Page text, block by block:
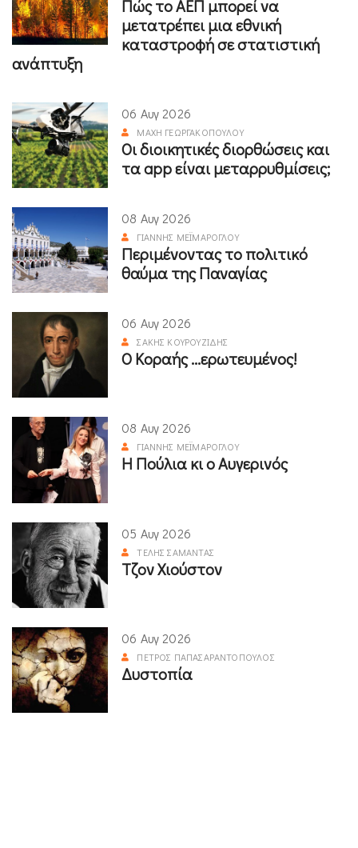
Πώς το ΑΕΠ μπορεί να
μετατρέπει μια εθνική
καταστροφή σε στατιστική
ανάπτυξη
06 Αυγ 2026
ΜΆΧΗ ΓΕΩΡΓΑΚΟΠΟΎΛΟΥ
Οι διοικητικές διορθώσεις και
τα app είναι μεταρρυθμίσεις;
08 Αυγ 2026
ΓΙΆΝΝΗΣ ΜΕΪΜΆΡΟΓΛΟΥ
Περιμένοντας το πολιτικό
θαύμα της Παναγίας
06 Αυγ 2026
ΣΆΚΗΣ ΚΟΥΡΟΥΖΊΔΗΣ
Ο Κοραής ...ερωτευμένος!
08 Αυγ 2026
ΓΙΆΝΝΗΣ ΜΕΪΜΆΡΟΓΛΟΥ
Η Πούλια κι ο Αυγερινός
05 Αυγ 2026
ΤΈΛΗΣ ΣΑΜΑΝΤΆΣ
Τζον Χιούστον
06 Αυγ 2026
ΠΈΤΡΟΣ ΠΑΠΑΣΑΡΑΝΤΌΠΟΥΛΟΣ
Δυστοπία